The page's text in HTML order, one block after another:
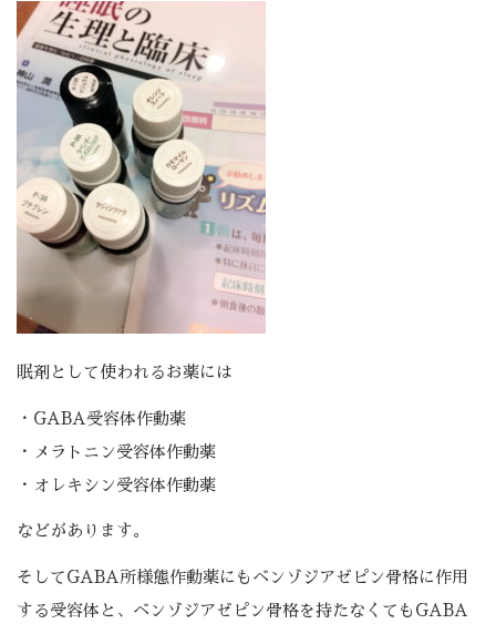
眠剤として使われるお薬には
・GABA受容体作動薬
・メラトニン受容体作動薬
・オレキシン受容体作動薬
などがあります。
そしてGABA所様態作動薬にもベンゾジアゼピン骨格に作用
する受容体と、ベンゾジアゼピン骨格を持たなくてもGABA